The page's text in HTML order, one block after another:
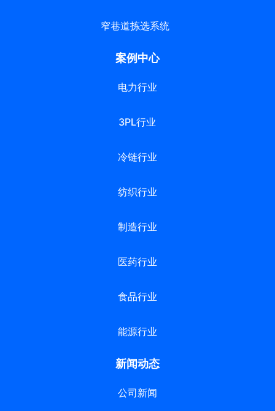
窄巷道拣选系统
案例中心
电力行业
3PL行业
冷链行业
纺织行业
制造行业
医药行业
食品行业
能源行业
新闻动态
公司新闻